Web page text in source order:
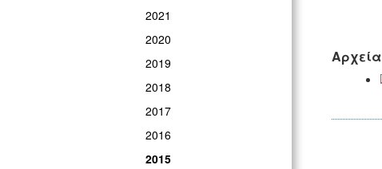
2021
2020
2019
2018
2017
2016
2015
Αρχεία